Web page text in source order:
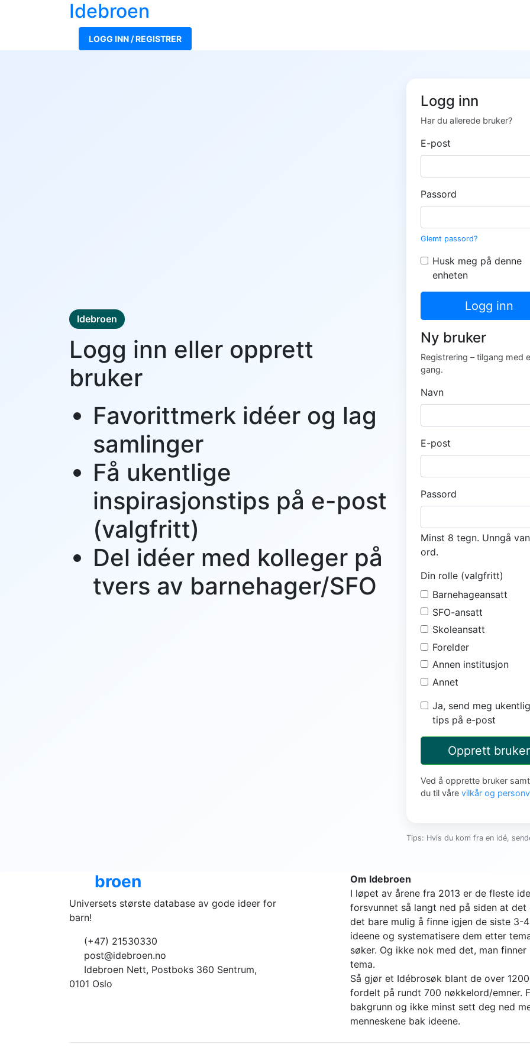
Idebroen
LOGG INN / REGISTRER
Idebroen
Logg inn eller opprett
bruker
Favorittmerk idéer og lag
samlinger
Få ukentlige
inspirasjonstips på e-post
(valgfritt)
Del idéer med kolleger på
tvers av barnehager/SFO
Logg inn
Har du allerede bruker?
E-post
Passord
Glemt passord?
Husk meg på denne
enheten
Logg inn
Ny bruker
Registrering – tilgang med
gang.
Navn
E-post
Passord
Minst 8 tegn. Unngå
ord.
Din rolle (valgfritt)
Barnehageansatt
SFO-ansatt
Skoleansatt
Forelder
Annen institusjon
Annet
Ja, send meg
tips på e-post
Opprett bruker
Ved å opprette bruker
du til våre vilkår og
Tips: Hvis du kom fra en idé,
broen
Universets største database av gode ideer for
barn!
(+47) 21530330
post@idebroen.no
Idebroen Nett, Postboks 360 Sentrum,
0101 Oslo
Om Idebroen
I løpet av årene fra 2013 er de fleste
forsvunnet så langt ned på siden at
det bare mulig å finne igjen de siste 3-
ideene og systematisere dem etter
søker. Og ikke nok med det, man
tema.
Så gjør et Idébrosøk blant de over
fordelt på rundt 700 nøkkelord/emner.
bakgrunn og ikke minst sett deg ned
menneskene bak ideene.